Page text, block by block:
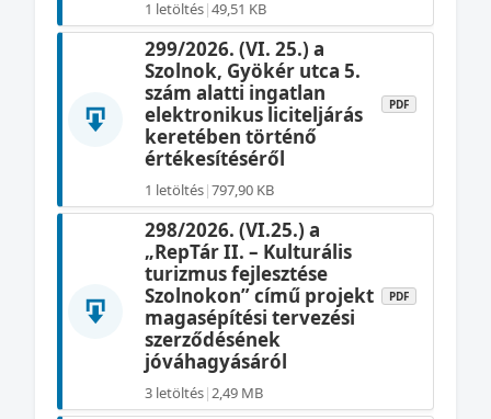
1 letöltés|49,51 KB
299/2026. (VI. 25.) a
Szolnok, Gyökér utca 5.
szám alatti ingatlan
elektronikus liciteljárás
keretében történő
értékesítéséről
PDF
1 letöltés|797,90 KB
298/2026. (VI.25.) a
„RepTár II. – Kulturális
turizmus fejlesztése
Szolnokon” című projekt
magasépítési tervezési
szerződésének
jóváhagyásáról
PDF
3 letöltés|2,49 MB